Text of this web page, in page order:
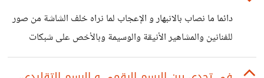
العضوي Organic Design . دعونا نتعرف على التصميم
العضوي ودور المصمم الجرافيكي في حماية البيئة. التصميم
العضوي ببساطة هو استعمال
دائما ما نصاب بالانبهار و الإعجاب لما نراه خلف الشاشة من صور
للفنانين والمشاهير الأنيقة والوسيمة وبالأخص على شبكات
التواصل الاجتماعي، فمنا من يحاول الإقتداء بذلك "الستايل"،